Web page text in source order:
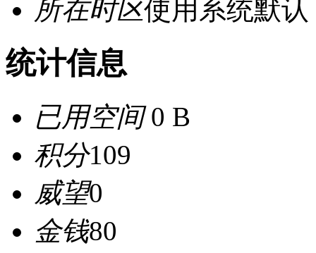
所在时区使用系统默认
统计信息
已用空间0 B
积分109
威望0
金钱80